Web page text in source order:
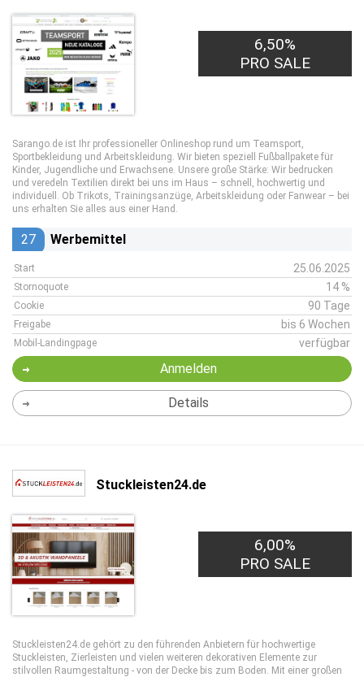
6,50%
PRO SALE
Sarango.de ist Ihr professioneller Onlineshop rund um Teamsport,
Sportbekleidung und Arbeitskleidung. Wir bieten speziell Fußballpakete für
Kinder, Jugendliche und Erwachsene. Unsere große Stärke: Wir bedrucken
und veredeln Textilien direkt bei uns im Haus – schnell, hochwertig und
individuell. Ob Trikots, Trainingsanzüge, Arbeitskleidung oder Fanwear – bei
uns erhalten Sie alles aus einer Hand.
27 Werbemittel
Start 25.06.2025
Stornoquote 14 %
Cookie 90 Tage
Freigabe bis 6 Wochen
Mobil-Landingpage verfügbar
Anmelden
Details
Stuckleisten24.de
6,00%
PRO SALE
Stuckleisten24.de gehört zu den führenden Anbietern für hochwertige
Stuckleisten, Zierleisten und vielen weiteren dekorativen Elemente zur
stilvollen Raumgestaltung - von der Decke bis zum Boden. Mit einer großen